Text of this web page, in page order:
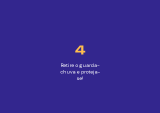
4
Retire o guarda-
chuva e proteja-
se!